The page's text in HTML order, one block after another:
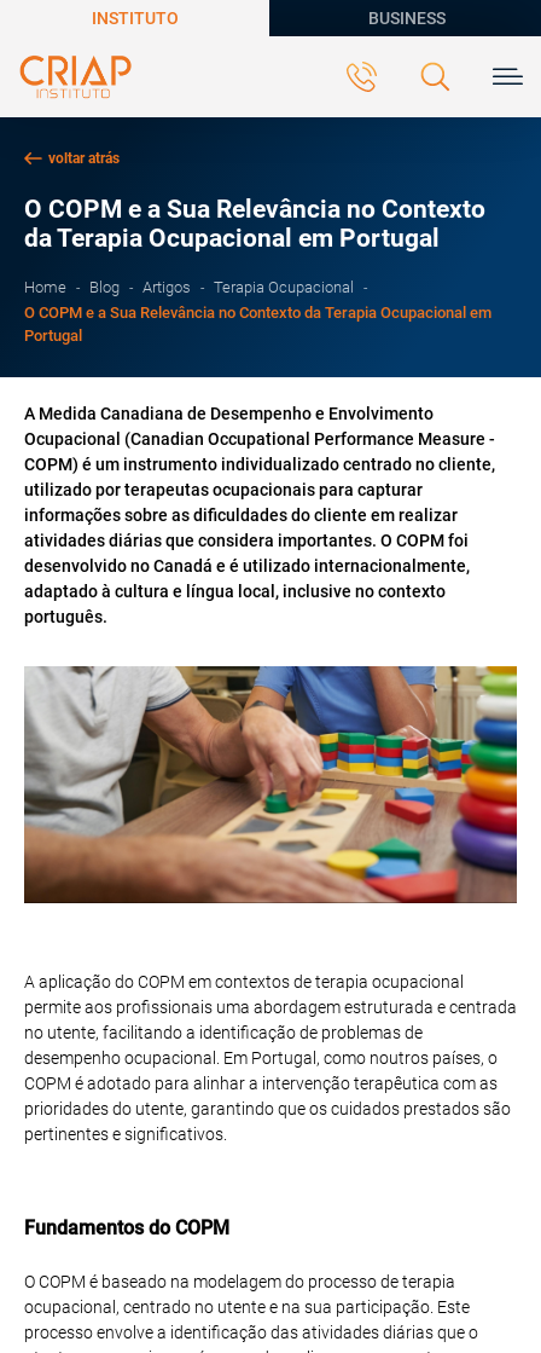
INSTITUTO BUSINESS
voltar atrás
O COPM e a Sua Relevância no Contexto
da Terapia Ocupacional em Portugal
Home Blog Artigos
Terapia Ocupacional
O COPM e a Sua Relevância no Contexto da Terapia Ocupacional em
Portugal
A Medida Canadiana de Desempenho e Envolvimento
Ocupacional (Canadian Occupational Performance Measure -
COPM) é um instrumento individualizado centrado no cliente,
utilizado por terapeutas ocupacionais para capturar
informações sobre as dificuldades do cliente em realizar
atividades diárias que considera importantes. O COPM foi
desenvolvido no Canadá e é utilizado internacionalmente,
adaptado à cultura e língua local, inclusive no contexto
português.
A aplicação do COPM em contextos de terapia ocupacional
permite aos profissionais uma abordagem estruturada e centrada
no utente, facilitando a identificação de problemas de
desempenho ocupacional. Em Portugal, como noutros países, o
COPM é adotado para alinhar a intervenção terapêutica com as
prioridades do utente, garantindo que os cuidados prestados são
pertinentes e significativos.
Fundamentos do COPM
O COPM é baseado na modelagem do processo de terapia
ocupacional, centrado no utente e na sua participação. Este
processo envolve a identificação das atividades diárias que o